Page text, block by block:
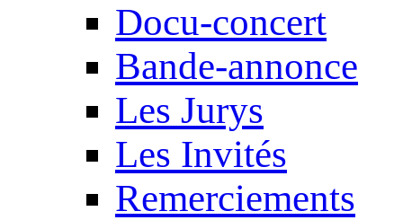
Docu-concert
Bande-annonce
Les Jurys
Les Invités
Remerciements